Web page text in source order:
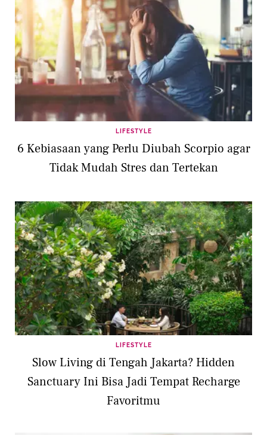
LIFESTYLE
6 Kebiasaan yang Perlu Diubah Scorpio agar
Tidak Mudah Stres dan Tertekan
LIFESTYLE
Slow Living di Tengah Jakarta? Hidden
Sanctuary Ini Bisa Jadi Tempat Recharge
Favoritmu